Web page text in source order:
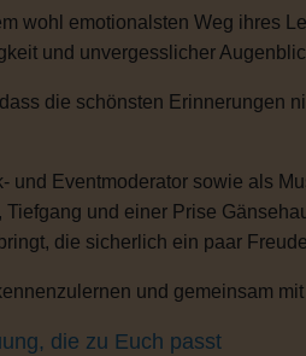
wohl emotionalsten Weg ihres
und unvergesslicher
die schönsten Erinnerungen
und Eventmoderator sowie als
und einer Prise
die sicherlich ein paar
und gemeinsam
die zu Euch passt